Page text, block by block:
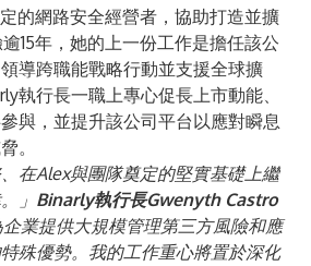
的網路安全經營者，協助打造並擴
15年，她的上一份工作是擔任該公
導跨職能戰略行動並支援全球擴
執行長一職上專心促長上市動能、
與，並提升該公司平台以應對瞬息
。
、在Alex與團隊奠定的堅實基礎上繼
」 Binarly執行長Gwenyth Castro
業提供大規模管理第三方風險和應
殊優勢。我的工作重心將置於深化